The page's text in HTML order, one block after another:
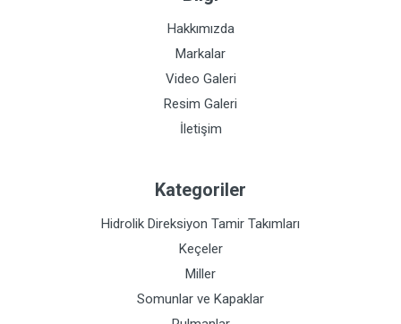
Hakkımızda
Markalar
Video Galeri
Resim Galeri
İletişim
Kategoriler
Hidrolik Direksiyon Tamir Takımları
Keçeler
Miller
Somunlar ve Kapaklar